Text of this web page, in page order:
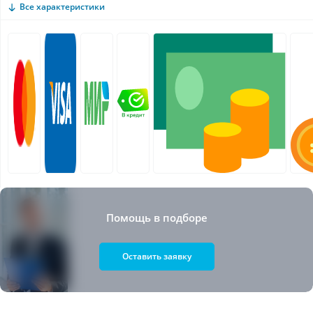
Все характеристики
Помощь в подборе
Оставить заявку